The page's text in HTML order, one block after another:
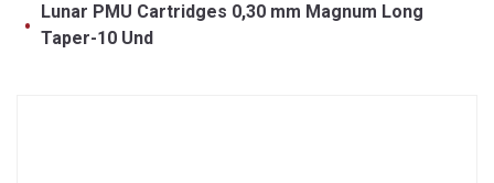
Lunar PMU Cartridges 0,30 mm Magnum Long
Taper-10 Und